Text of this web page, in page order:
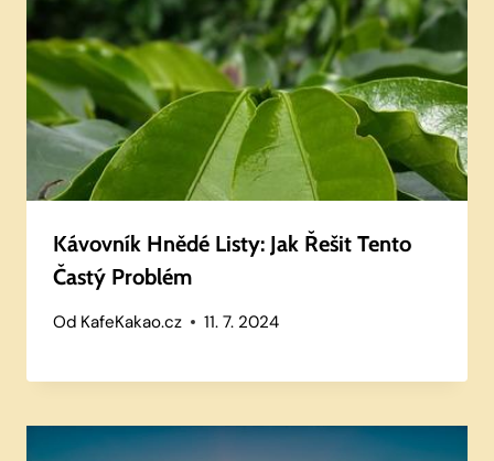
Kávovník Hnědé Listy: Jak Řešit Tento
Častý Problém
Od KafeKakao.cz 11. 7. 2024